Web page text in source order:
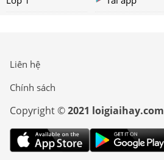
Liên hệ
Chính sách
Copyright ©2021 loigiaihay.com